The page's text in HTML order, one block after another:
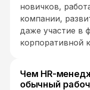
новичков,
компании,
даже участие в
корпоративной
Чем HR-
обычный